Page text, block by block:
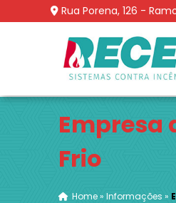
Rua Porena, 126 -
Empresa
Frio
Home»Informações »